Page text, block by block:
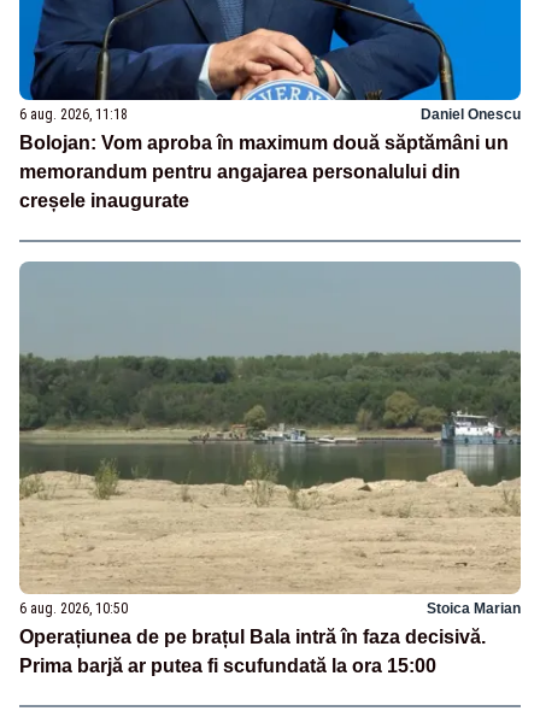
6 aug. 2026, 11:18 Daniel Onescu
Bolojan: Vom aproba în maximum două săptămâni un
memorandum pentru angajarea personalului din
creșele inaugurate
6 aug. 2026, 10:50 Stoica Marian
Operațiunea de pe brațul Bala intră în faza decisivă.
Prima barjă ar putea fi scufundată la ora 15:00